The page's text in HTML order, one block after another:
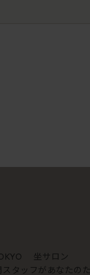
坐サロン
ッフがあなたの